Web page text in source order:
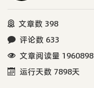
文章数 398
评论数 633
文章阅读量 1960898
运行天数 7898天